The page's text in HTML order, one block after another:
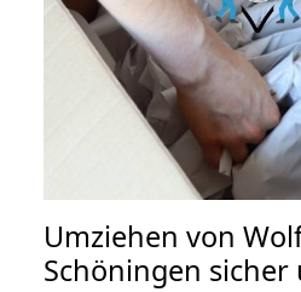
Umziehen von
Schöningen sicher